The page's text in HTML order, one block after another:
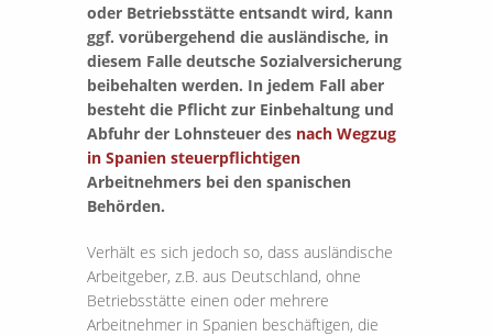
oder Betriebsstätte entsandt wird, kann
ggf. vorübergehend die ausländische, in
diesem Falle deutsche Sozialversicherung
beibehalten werden. In jedem Fall aber
besteht die Pflicht zur Einbehaltung und
Abfuhr der Lohnsteuer des nach Wegzug
in Spanien steuerpflichtigen
Arbeitnehmers bei den spanischen
Behörden.
Verhält es sich jedoch so, dass ausländische
Arbeitgeber, z.B. aus Deutschland, ohne
Betriebsstätte einen oder mehrere
Arbeitnehmer in Spanien beschäftigen, die